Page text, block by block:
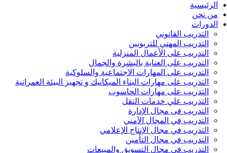
الرئيسية
من نحن
الدورات
التدريب القانوني
التدريب المهني للتربويين
التدريب على الأعمال المنزلية
التدريب على العناية بالبشرة والجمال
التدريب على المهارات الاجتماعية والسلوكية
التدريب على مهارات البناء الميكانيك و تجهيز البيئة العمرانية
التدريب على مهارات الحاسوب
التدريب علي خدمات النقل
التدريب فى مجال الإدارة
التدريب في المجال الآمني
التدريب في مجال الإنتاج الإعلامي
التدريب في مجال التأمين
التدريب في مجال التسويق والمبيعات